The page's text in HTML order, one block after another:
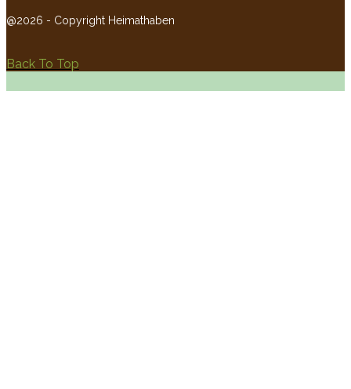
@2026 - Copyright Heimathaben
Back To Top